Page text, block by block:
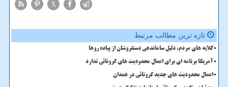
X
تازه ترین مطالب مرتبط
گلایه های مردم، دلیل ساماندهی دستفروشان از پیاده روها
آمریکا برنامه ای برای اعمال محدودیت های کرونائی ندارد
اعمال محدودیت های جدید كرونائی در همدان